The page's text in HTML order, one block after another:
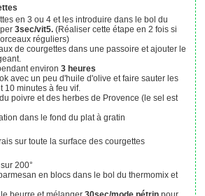
3sec/vit5.(Réaliser cette étape en 2 fois si
réguliers)
environ3 heures
10 minutes à feu vif.
dans le fond du plat à gratin
sur toute la surface des courgettes
200°